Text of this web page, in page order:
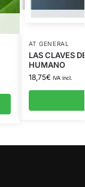
AT GENERAL
LAS CLAVES
HUMANO
18,75€ IVA incl.